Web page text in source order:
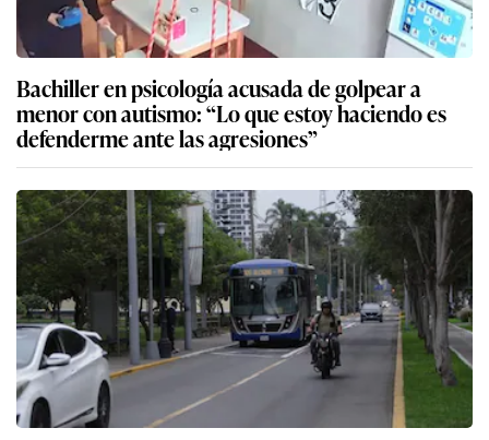
Bachiller en psicología acusada de golpear a
menor con autismo: “Lo que estoy haciendo es
defenderme ante las agresiones”